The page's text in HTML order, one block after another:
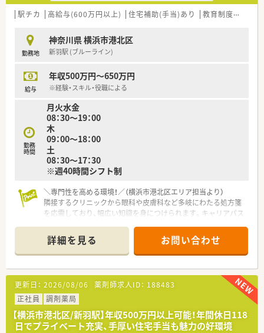
■≪内科・皮膚科・精神科≫メイン＋面で幅広く応需しています
があるため活気のあるエリアです
≪業務内容≫
■外来は1日80枚の処方箋を受けています
患者様は比較的ご高齢の方が中心です
車で患者様のご自宅に訪問しています
駅チカ 高給与(600万円以上) 住宅補助(手当)あり 教育制度あり
勤務地
神奈川県 横浜市港北区
新羽駅 (ブルーライン)
給与
年収500万円～650万円
※経験・スキル・役職による
勤務
時間
月火水金
08：30～19：00
木
09：00～18：00
土
08：30～17：30
※週40時間シフト制
＼専門性を高める環境！／（横浜市港北区エリア担当より）
隣接するクリニックから眼科や皮膚科など多岐にわたる処方箋
を応需しており、幅広い知識を身につけられます。キャリアパス
＊------------------------------------------＊
【店舗情報と応需状況について】
■隣接するクリニックより内科や小児科に加えて皮膚科や眼科
などの処方箋を1日約120枚応需しています。
■ブルーラインの新羽駅から徒歩5分ほどの好立地にあり毎日の
通勤負担が少なく通いやすい調剤専門店です。
■外来業務を中心に個人在宅も数件担当していただくため地域
に密着した幅広い医療への貢献が期待できます。
詳細を見る お問い合わせ
更新日： 2026/08/06 薬剤師求人ID： 188483
正社員
調剤薬局
【横浜市港北区/新羽駅】年収500万円以上可能！年間休日118
日でプライベート充実、手厚い住宅手当も魅力の好環境